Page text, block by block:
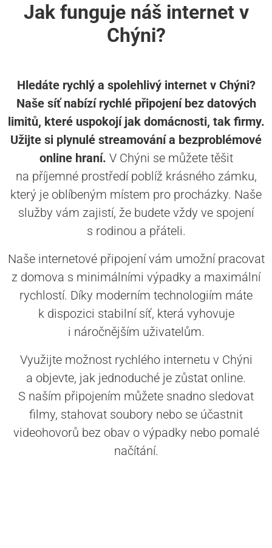
Jak funguje náš internet v
Chýni?
Hledáte rychlý a spolehlivý internet v Chýni?
Naše síť nabízí rychlé připojení bez datových
limitů, které uspokojí jak domácnosti, tak firmy.
Užijte si plynulé streamování a bezproblémové
online hraní. V Chýni se můžete těšit
na příjemné prostředí poblíž krásného zámku,
který je oblíbeným místem pro procházky. Naše
služby vám zajistí, že budete vždy ve spojení
s rodinou a přáteli.
Naše internetové připojení vám umožní pracovat
z domova s minimálními výpadky a maximální
rychlostí. Díky moderním technologiím máte
k dispozici stabilní síť, která vyhovuje
i náročnějším uživatelům.
Využijte možnost rychlého internetu v Chýni
a objevte, jak jednoduché je zůstat online.
S naším připojením můžete snadno sledovat
filmy, stahovat soubory nebo se účastnit
videohovorů bez obav o výpadky nebo pomalé
načítání.